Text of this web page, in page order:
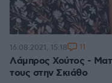
Λάμπρος Χούτος -
τους στην Σκιάθο
16.08.2021, 15:18 11